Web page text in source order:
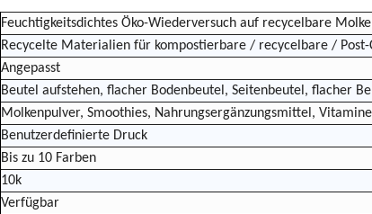
Feuchtigkeitsdichtes Öko-Wiederversuch auf recycelbare
Recycelte Materialien für kompostierbare / recycelbare /
Angepasst
Beutel aufstehen, flacher Bodenbeutel, Seitenbeutel, flacher
Molkenpulver, Smoothies, Nahrungsergänzungsmittel,
Benutzerdefinierte Druck
Bis zu 10 Farben
10k
Verfügbar